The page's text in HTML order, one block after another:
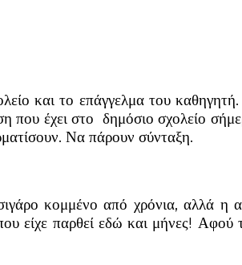
και το επάγγελμα του
που έχει στο δημόσιο σχολείο
Να πάρουν σύνταξη.
κομμένο από χρόνια, αλλά η
είχε παρθεί εδώ και μήνες! Αφού